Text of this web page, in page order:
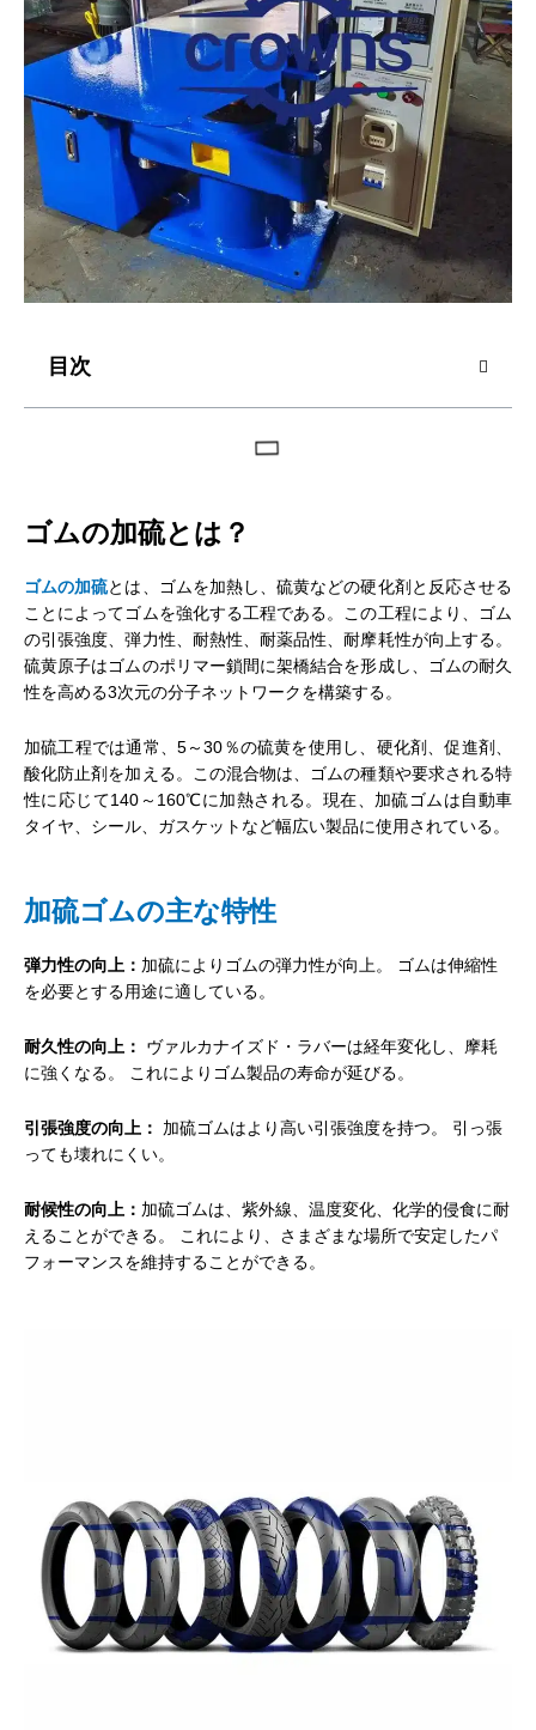
目次
ゴムの加硫とは？
ゴムの加硫とは、ゴムを加熱し、硫黄などの硬化剤と反応させる
ことによってゴムを強化する工程である。この工程により、ゴム
の引張強度、弾力性、耐熱性、耐薬品性、耐摩耗性が向上する。
硫黄原子はゴムのポリマー鎖間に架橋結合を形成し、ゴムの耐久
性を高める3次元の分子ネットワークを構築する。
加硫工程では通常、5～30％の硫黄を使用し、硬化剤、促進剤、
酸化防止剤を加える。この混合物は、ゴムの種類や要求される特
性に応じて140～160℃に加熱される。現在、加硫ゴムは自動車
タイヤ、シール、ガスケットなど幅広い製品に使用されている。
加硫ゴムの主な特性
弾力性の向上： 加硫によりゴムの弾力性が向上。 ゴムは伸縮性
を必要とする用途に適している。
耐久性の向上： ヴァルカナイズド・ラバーは経年変化し、摩耗
に強くなる。 これによりゴム製品の寿命が延びる。
引張強度の向上： 加硫ゴムはより高い引張強度を持つ。 引っ張
っても壊れにくい。
耐候性の向上： 加硫ゴムは、紫外線、温度変化、化学的侵食に耐
えることができる。 これにより、さまざまな場所で安定したパ
フォーマンスを維持することができる。